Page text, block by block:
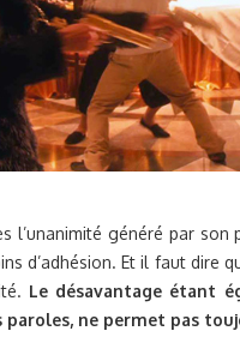
l’unanimité généré par
d’adhésion. Et il faut dire
Le désavantage étant
paroles, ne permet pas